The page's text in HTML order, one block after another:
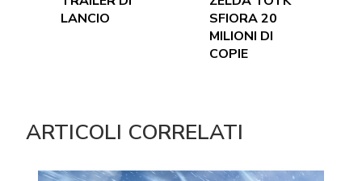
LANCIO
SFIORA 20
MILIONI DI
COPIE
ARTICOLI CORRELATI